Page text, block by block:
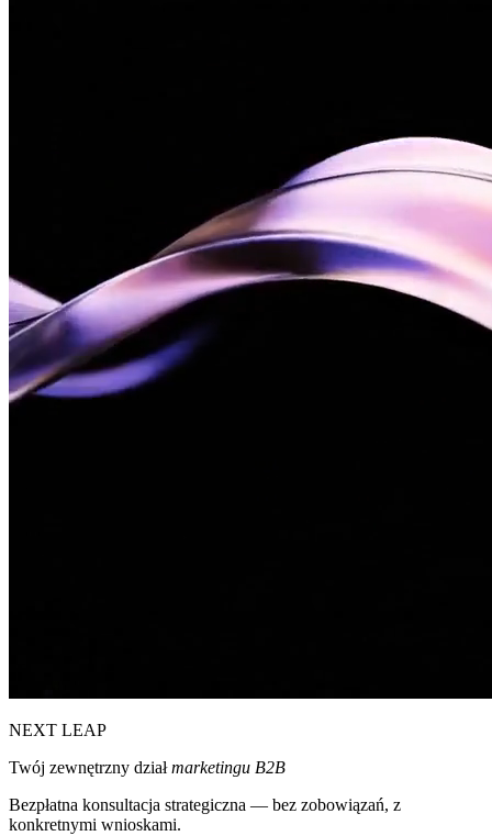
NEXT LEAP
Twój zewnętrzny działmarketingu B2B
Bezpłatna konsultacja strategiczna — bez zobowiązań, z
konkretnymi wnioskami.